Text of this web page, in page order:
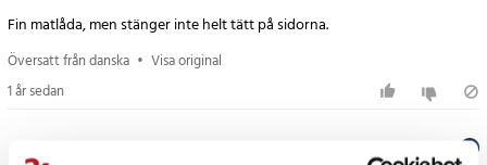
besvärlig rengöring. Alpina Matlåda går enkelt att diska i
diskmaskinen, och dess avtagbara fack gör rengöringsprocessen
ännu smidigare.
Fin matlåda, men stänger inte helt tätt på sidorna.
Översatt från danska • Visa original
1 år sedan